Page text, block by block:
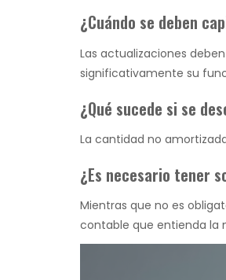
¿Cuándo se deben
Las actualizaciones
significativamente su
¿Qué sucede si se
La cantidad no
¿Es necesario tener
Mientras que no es
contable que entienda la